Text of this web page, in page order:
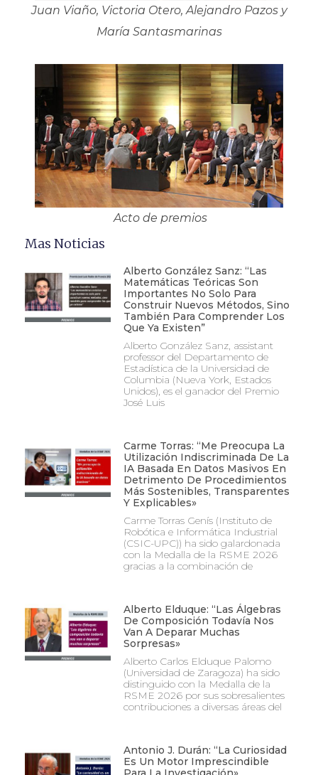
Juan Viaño, Victoria Otero, Alejandro Pazos y
María Santasmarinas
Acto de premios
Mas Noticias
Alberto González Sanz: “Las
Matemáticas Teóricas Son
Importantes No Solo Para
Construir Nuevos Métodos, Sino
También Para Comprender Los
Que Ya Existen”
Alberto González Sanz, assistant
professor del Departamento de
Estadística de la Universidad de
Columbia (Nueva York, Estados
Unidos), es el ganador del Premio
José Luis
Carme Torras: “Me Preocupa La
Utilización Indiscriminada De La
IA Basada En Datos Masivos En
Detrimento De Procedimientos
Más Sostenibles, Transparentes
Y Explicables»
Carme Torras Genís (Instituto de
Robótica e Informática Industrial
(CSIC-UPC)) ha sido galardonada
con la Medalla de la RSME 2026
gracias a la combinación de
Alberto Elduque: “Las Álgebras
De Composición Todavía Nos
Van A Deparar Muchas
Sorpresas»
Alberto Carlos Elduque Palomo
(Universidad de Zaragoza) ha sido
distinguido con la Medalla de la
RSME 2026 por sus sobresalientes
contribuciones a diversas áreas del
Antonio J. Durán: “La Curiosidad
Es Un Motor Imprescindible